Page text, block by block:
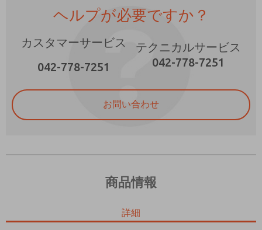
ヘルプが必要ですか？
カスタマーサービス
042-778-7251
テクニカルサービス
042-778-7251
お問い合わせ
商品情報
詳細
機能、製品性能などに関する最新情報を定期的に送っ
ために厳密に指定された場合にのみ使用されます。お
問い合わせフォームを送信することにより、処理に同
ご希望の連絡方法は？
電子メール
電話番号
機能、製品性能などに関する最新情報を定期的に送っ
たデータが電子的に収集および保存されることに同意
ために厳密に指定された場合にのみ使用されます。お
×